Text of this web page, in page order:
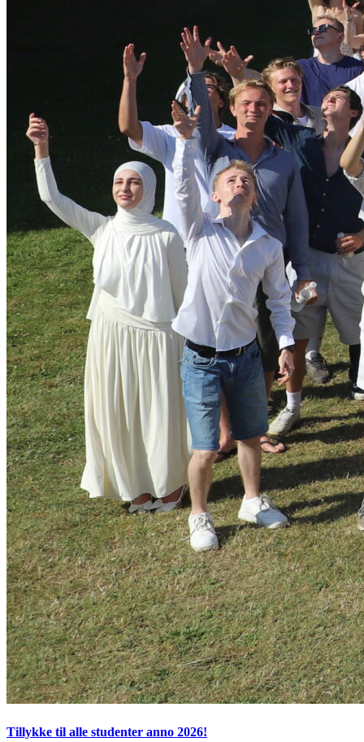
Tillykke til alle studenter anno 2026!